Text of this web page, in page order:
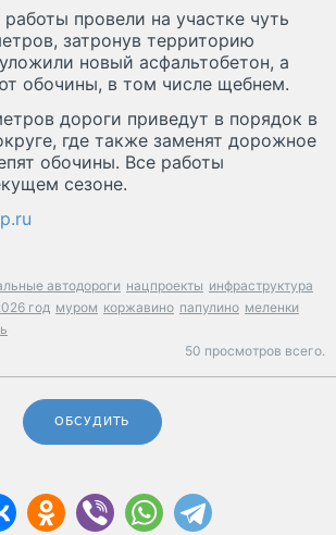
провели на участке чуть
затронув территорию
новый асфальтобетон, а
обочины, в том числе щебнем.
дороги приведут в порядок в
где также заменят дорожное
обочины. Все работы
сезоне.
автодороги нацпроекты инфраструктура
год муром коржавино папулино меленки
50 просмотров всего.
ОБСУДИТЬ